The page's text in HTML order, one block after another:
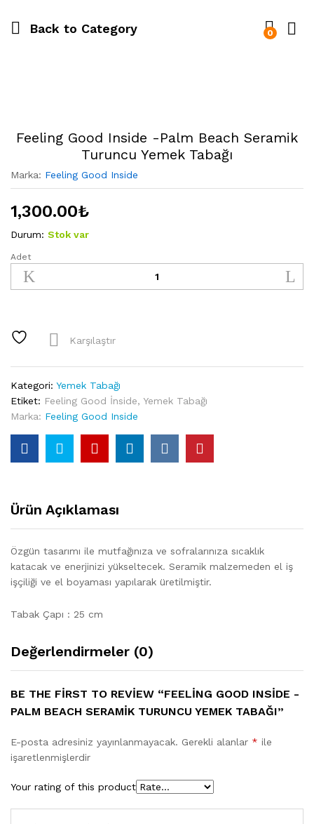
Back to Category 0
Feeling Good Inside -Palm Beach Seramik
Turuncu Yemek Tabağı
Marka: Feeling Good Inside
1,300.00₺
Durum: Stok var
Feeling
Good
Inside
Beach
Turuncu
Yemek
Tabağı
quantity
Adet
Karşılaştır
Kategori: Yemek Tabağı
Etiket: Feeling Good İnside, Yemek Tabağı
Marka: Feeling Good Inside
Ürün Açıklaması
Özgün tasarımı ile mutfağınıza ve sofralarınıza sıcaklık
katacak ve enerjinizi yükseltecek. Seramik malzemeden el iş
işçiliği ve el boyaması yapılarak üretilmiştir.
Tabak Çapı : 25 cm
Değerlendirmeler (0)
BE THE FIRST TO REVIEW “FEELING GOOD INSIDE -
PALM BEACH SERAMIK TURUNCU YEMEK TABAĞI”
E-posta adresiniz yayınlanmayacak. Gerekli alanlar * ile
işaretlenmişlerdir
Your rating of this product